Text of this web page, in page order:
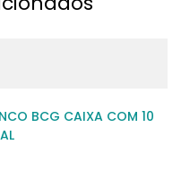
BCG CAIXA COM 10